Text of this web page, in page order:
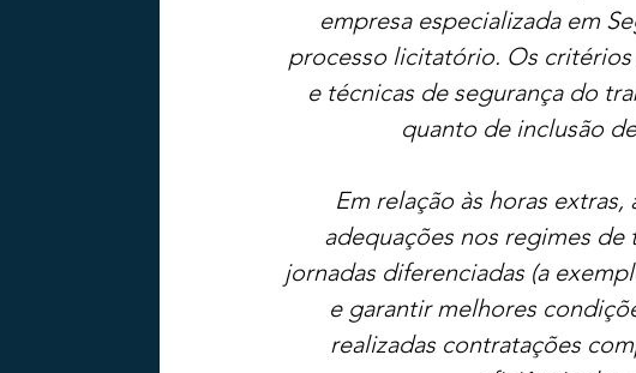
empresa especializada em
processo licitatório. Os
e técnicas de segurança do
quanto de inclusão
Em relação às horas
adequações nos regimes
jornadas diferenciadas (a
e garantir melhores
realizadas contratações